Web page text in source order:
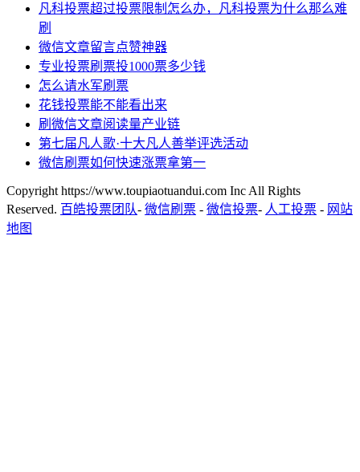
凡科投票超过投票限制怎么办，凡科投票为什么那么难
刷
微信文章留言点赞神器
专业投票刷票投1000票多少钱
怎么请水军刷票
花钱投票能不能看出来
刷微信文章阅读量产业链
第七届凡人歌·十大凡人善举评选活动
微信刷票如何快速涨票拿第一
Copyright https://www.toupiaotuandui.com Inc All Rights
Reserved. 百皓投票团队- 微信刷票 - 微信投票- 人工投票 - 网站
地图